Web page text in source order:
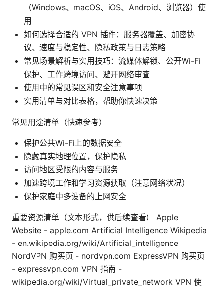
（Windows、macOS、iOS、Android、浏览器）使
用
如何选择合适的 VPN 插件：服务器覆盖、加密协
议、速度与稳定性、隐私政策与日志策略
常见场景解析与实用技巧：流媒体解锁、公开Wi-Fi
保护、工作跨境访问、避开网络审查
使用中的常见误区和安全注意事项
实用清单与对比表格，帮助你快速决策
常见用途清单（快速参考）
保护公共Wi-Fi上的数据安全
隐藏真实地理位置，保护隐私
访问地区受限的内容与服务
加速跨境工作和学习资源获取（注意网络状况）
保护家庭中多设备的上网安全
重要资源清单（文本形式，供后续查看） Apple
Website - apple.com Artificial Intelligence Wikipedia
- en.wikipedia.org/wiki/Artificial_intelligence
NordVPN 购买页 - nordvpn.com ExpressVPN 购买页
- expressvpn.com VPN 指南 -
wikipedia.org/wiki/Virtual_private_network VPN 使